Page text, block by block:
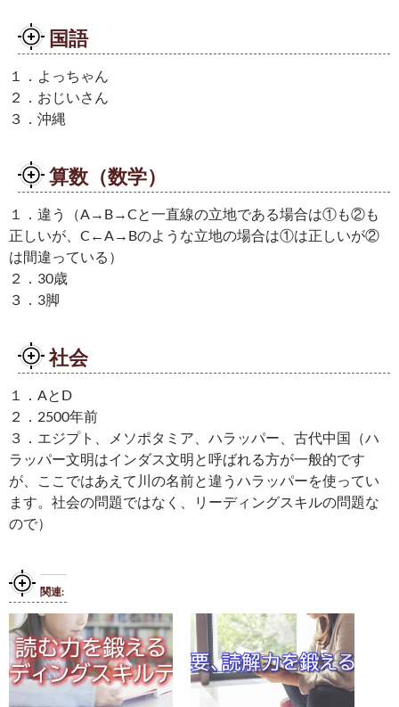
国語
１．よっちゃん
２．おじいさん
３．沖縄
算数（数学）
１．違う（A→B→Cと一直線の立地である場合は①も②も
正しいが、C←A→Bのような立地の場合は①は正しいが②
は間違っている）
２．30歳
３．3脚
社会
１．AとD
２．2500年前
３．エジプト、メソポタミア、ハラッパー、古代中国（ハ
ラッパー文明はインダス文明と呼ばれる方が一般的です
が、ここではあえて川の名前と違うハラッパーを使ってい
ます。社会の問題ではなく、リーディングスキルの問題な
ので）
関連